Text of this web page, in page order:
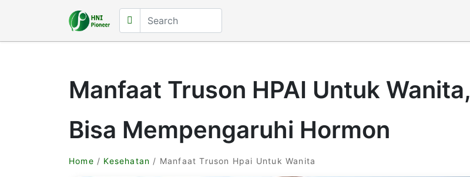
Manfaat Truson HPAI Untuk Wanita,
Bisa Mempengaruhi Hormon
Home / Kesehatan / Manfaat Truson Hpai Untuk Wanita